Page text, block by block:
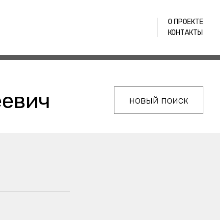
О ПРОЕКТЕ
КОНТАКТЫ
новый поиск